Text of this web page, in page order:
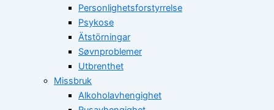
Personlighetsforstyrrelse
Psykose
Ätstörningar
Søvnproblemer
Utbrenthet
Missbruk
Alkoholavhengighet